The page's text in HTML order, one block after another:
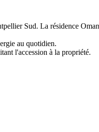
Sud. La résidence
au quotidien.
l'accession à la propriété.